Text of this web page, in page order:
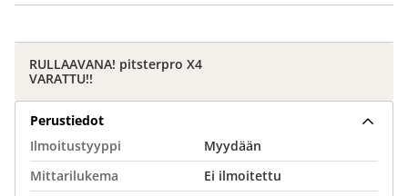
RULLAAVANA! pitsterpro X4
VARATTU!!
Perustiedot
Ilmoitustyyppi
Myydään
Mittarilukema
Ei ilmoitettu